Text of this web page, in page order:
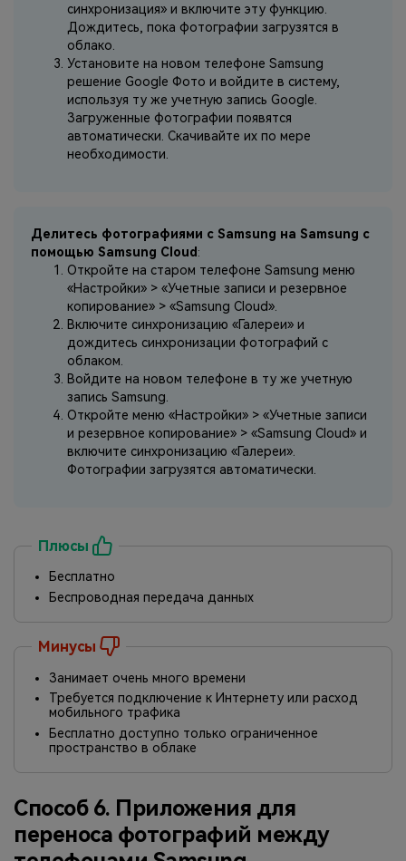
синхронизация» и включите эту функцию.
Дождитесь, пока фотографии загрузятся в
облако.
Установите на новом телефоне Samsung
решение Google Фото и войдите в систему,
используя ту же учетную запись Google.
Загруженные фотографии появятся
автоматически. Скачивайте их по мере
необходимости.
Делитесь фотографиями с Samsung на Samsung с
помощью Samsung Cloud :
Откройте на старом телефоне Samsung меню
«Настройки» > «Учетные записи и резервное
копирование» > «Samsung Cloud».
Включите синхронизацию «Галереи» и
дождитесь синхронизации фотографий с
облаком.
Войдите на новом телефоне в ту же учетную
запись Samsung.
Откройте меню «Настройки» > «Учетные записи
и резервное копирование» > «Samsung Cloud» и
включите синхронизацию «Галереи».
Фотографии загрузятся автоматически.
Плюсы
Бесплатно
Беспроводная передача данных
Минусы
Занимает очень много времени
Требуется подключение к Интернету или расход
мобильного трафика
Бесплатно доступно только ограниченное
пространство в облаке
Способ 6. Приложения для
переноса фотографий между